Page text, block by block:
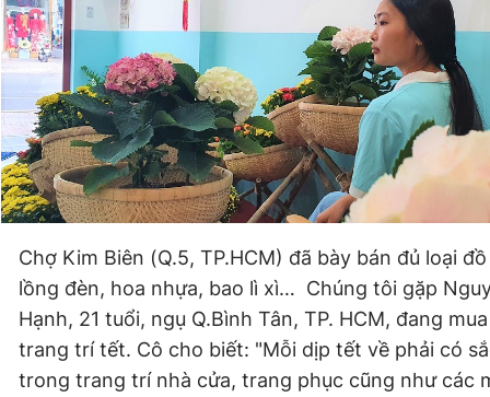
Chợ Kim Biên (Q.5, TP.HCM) đã bày bán đủ loại
lồng đèn, hoa nhựa, bao lì xì… Chúng tôi gặp
Hạnh, 21 tuổi, ngụ Q.Bình Tân, TP. HCM, đang
trang trí tết. Cô cho biết: "Mỗi dịp tết về phải có
trong trang trí nhà cửa, trang phục cũng như các